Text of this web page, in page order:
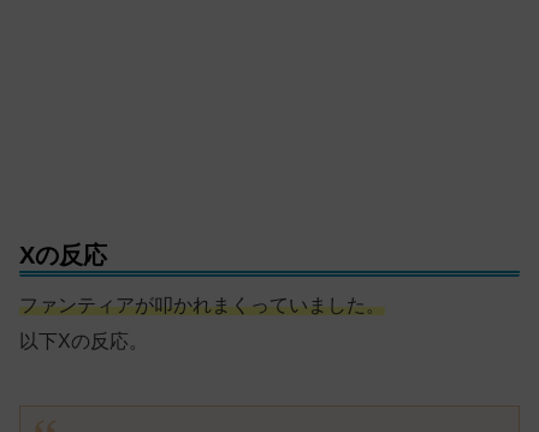
Xの反応
ファンティアが叩かれまくっていました。
以下Xの反応。